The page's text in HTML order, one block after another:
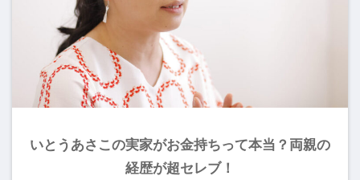
いとうあさこの実家がお金持ちって本当？両親の
経歴が超セレブ！